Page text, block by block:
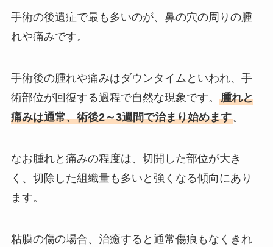
手術の後遺症で最も多いのが、鼻の穴の周りの腫
れや痛みです。
手術後の腫れや痛みはダウンタイムといわれ、手
術部位が回復する過程で自然な現象です。 腫れと
痛みは通常、術後2～3週間で治まり始めます。
なお腫れと痛みの程度は、切開した部位が大き
く、切除した組織量も多いと強くなる傾向にあり
ます。
粘膜の傷の場合、治癒すると通常傷痕もなくきれ